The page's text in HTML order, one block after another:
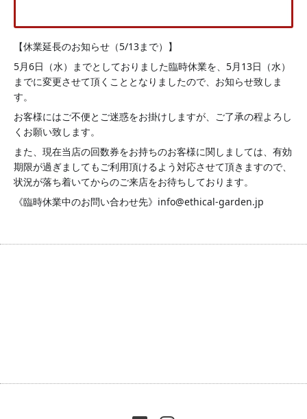
【休業延長のお知らせ（5/13まで）】
5月6日（水）までとしておりました臨時休業を、5月13日（水）
までに変更させて頂くこととなりましたので、お知らせ致しま
す。
お客様にはご不便とご迷惑をお掛けしますが、ご了承の程よろし
くお願い致します。
また、現在当店の回数券をお持ちのお客様に関しましては、有効
期限が過ぎましてもご利用頂けるよう対応させて頂きますので、
状況が落ち着いてからのご来店をお待ちしております。
《臨時休業中のお問い合わせ先》info@ethical-garden.jp